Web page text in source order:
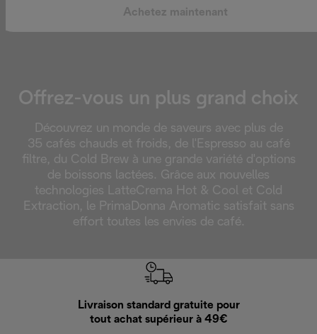
Achetez maintenant
Offrez-vous un plus grand choix
Découvrez un monde de saveurs avec plus de
35 cafés chauds et froids, de l'Espresso au café
filtre, du Cold Brew à une grande variété d'options
de boissons lactées. Grâce aux nouvelles
technologies LatteCrema Hot & Cool et Cold
Extraction, le PrimaDonna Aromatic satisfait sans
effort toutes les envies de café.
Livraison standard gratuite pour
tout achat supérieur à 49€